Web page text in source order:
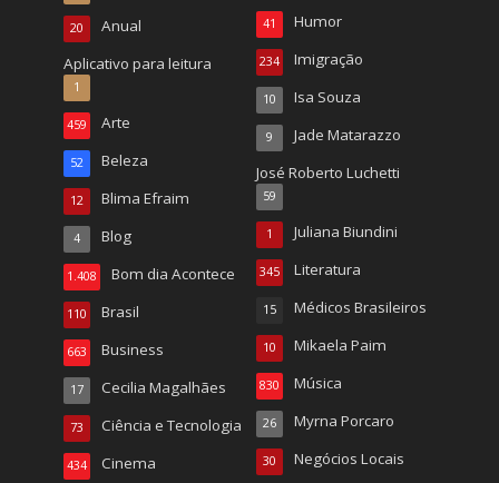
Anual
20
Aplicativo para leitura
1
Arte
459
Beleza
52
Blima Efraim
12
Blog
4
Bom dia Acontece
1.408
Brasil
110
Business
663
Cecilia Magalhães
17
Ciência e Tecnologia
73
Cinema
434
Humor
41
Imigração
234
Isa Souza
10
Jade Matarazzo
9
José Roberto Luchetti
59
Juliana Biundini
1
Literatura
345
Médicos Brasileiros
15
Mikaela Paim
10
Música
830
Myrna Porcaro
26
Negócios Locais
30